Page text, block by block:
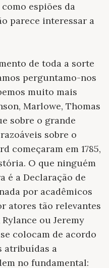
espiões da
parece interessar a
de toda a sorte
perguntamo-nos
muito mais
Marlowe, Thomas
sobre o grande
sobre o
começaram em 1785,
O que ninguém
é a Declaração de
por acadêmicos
atores tão relevantes
ou Jeremy
colocam de acordo
atribuídas a
no fundamental: